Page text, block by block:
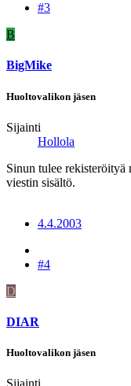
#3
B
BigMike
Huoltovalikon jäsen
Sijainti
Hollola
Sinun tulee rekisteröityä
viestin sisältö.
4.4.2003
#4
D
DIAR
Huoltovalikon jäsen